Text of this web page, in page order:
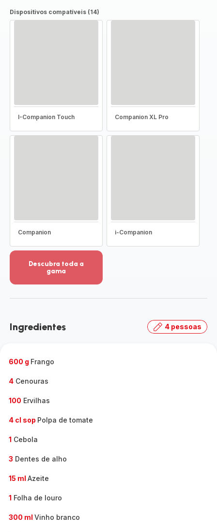
Dispositivos compatíveis (14)
I-Companion Touch Companion XL Pro
Companion i-Companion
Descubra toda a
gama
detalhes
toda
Ingredientes 4 pessoas
600 g Frango
4 Cenouras
100 Ervilhas
4 cl sop Polpa de tomate
1 Cebola
3 Dentes de alho
15 ml Azeite
1 Folha de louro
300 ml Vinho branco